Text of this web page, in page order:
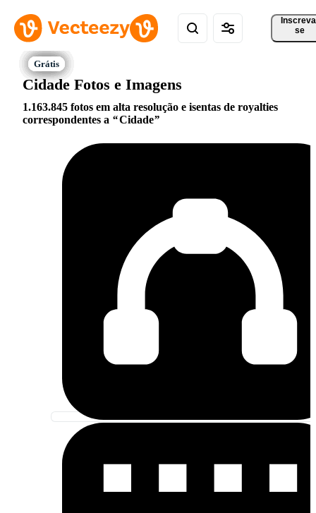
se
Cidade Fotos e Imagens
1.163.845 fotos em alta resolução e isentas de royalties
correspondentes a
Cidade